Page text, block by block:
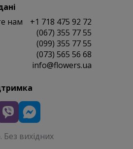
нам
+1 718 475 92 72
(067) 355 77 55
(099) 355 77 55
(073) 565 56 68
info@flowers.ua
Без вихідних